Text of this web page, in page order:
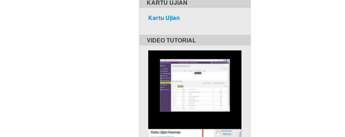
KARTU UJIAN
Kartu Ujian
VIDEO TUTORIAL